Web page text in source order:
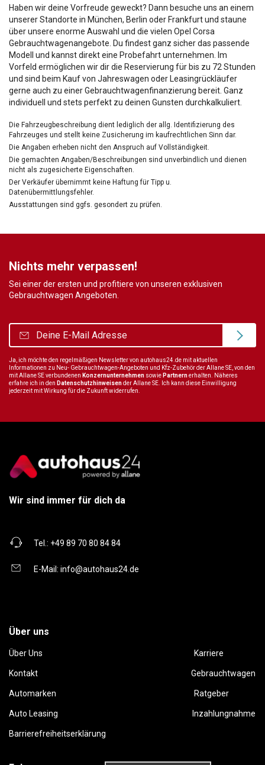
Haben wir deine Vorfreude geweckt? Dann besuche uns an einem
unserer Standorte in München, Berlin oder Frankfurt und staune
über unsere enorme Auswahl und die vielen Opel Corsa
Gebrauchtwagenangebote. Du findest ganz sicher das passende
Modell und kannst direkt eine Probefahrt unternehmen. Im
Vorfeld ermöglichen wir dir die Reservierung für bis zu 72 Stunden
und sind beim Kauf von Jahreswagen oder Leasingrückläufer
gerne auch zu einer Gebrauchtwagenfinanzierung bereit. Ganz
individuell und stets perfekt zu deinen Gunsten durchkalkuliert.
Die Fahrzeugbeschreibung dient lediglich der allg. Identifizierung des
Fahrzeuges und stellt keine Zusicherung im kaufrechtlichen Sinn dar.
Die Angaben erheben nicht den Anspruch auf Vollständigkeit.
Die gemachten Angaben/Beschreibungen sind unverbindlich und dienen
nicht als zugesicherte Eigenschaften.
Der Verkäufer übernimmt keine Haftung für Tipp u.
Datenübermittlungsfehler.
Ausstattungen sind ggfs. gesondert zu prüfen.
Nichts mehr verpassen!
Sei einer der ersten und profitiere von unseren exklusiven
Gebrauchtwagen Angeboten.
Ja, ich möchte den regelmäßigen Newsletter von autohaus24.de mit aktuellen
Informationen zu Neu- Gebrauchtwagen-Angeboten und Kfz-Zubehör der Allane SE, von den
mit Allane SE verbundenen Konzernunternehmen sowie Partnernerhalten. Näheres
erfahre ich in den Datenschutzhinweisender Allane SE. Ich kann diese Einwilligung
jederzeit mit Wirkung für die Zukunft widerrufen.
Wir sind immer für dich da
Tel.: +49 89 70 80 84 84
E-Mail: info@autohaus24.de
Über uns
Über Uns Karriere
Kontakt Gebrauchtwagen
Automarken Ratgeber
Auto Leasing Inzahlungnahme
Barrierefreiheitserklärung